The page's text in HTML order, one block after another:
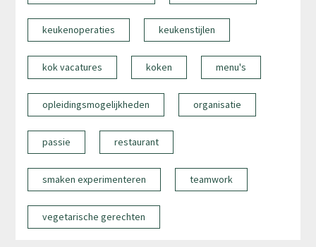
keukenoperaties keukenstijlen
kok vacatures koken menu's
opleidingsmogelijkheden organisatie
passie restaurant
smaken experimenteren teamwork
vegetarische gerechten